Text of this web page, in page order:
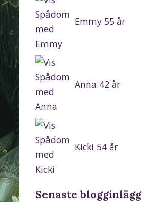
Emmy 55 år
Anna 42 år
Kicki 54 år
Senaste blogginlägg